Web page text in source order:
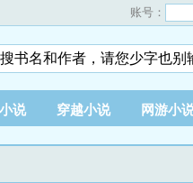
账号：
说 穿越小说 网游小